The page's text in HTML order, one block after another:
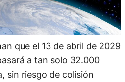
que el 13 de abril de 2029
a tan solo 32.000
sin riesgo de colisión